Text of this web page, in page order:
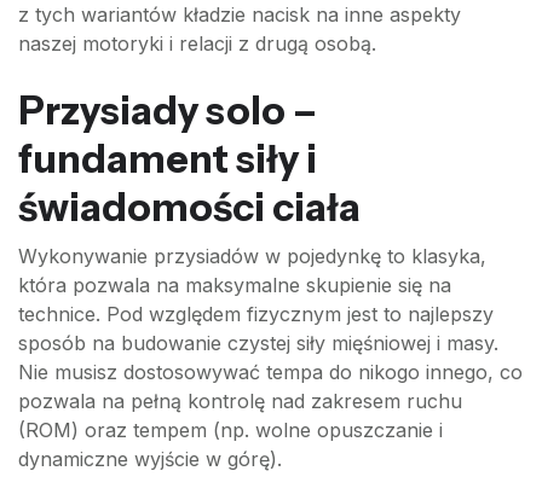
z tych wariantów kładzie nacisk na inne aspekty
naszej motoryki i relacji z drugą osobą.
Przysiady solo –
fundament siły i
świadomości ciała
Wykonywanie przysiadów w pojedynkę to klasyka,
która pozwala na maksymalne skupienie się na
technice. Pod względem fizycznym jest to najlepszy
sposób na budowanie czystej siły mięśniowej i masy.
Nie musisz dostosowywać tempa do nikogo innego, co
pozwala na pełną kontrolę nad zakresem ruchu
(ROM) oraz tempem (np. wolne opuszczanie i
dynamiczne wyjście w górę).